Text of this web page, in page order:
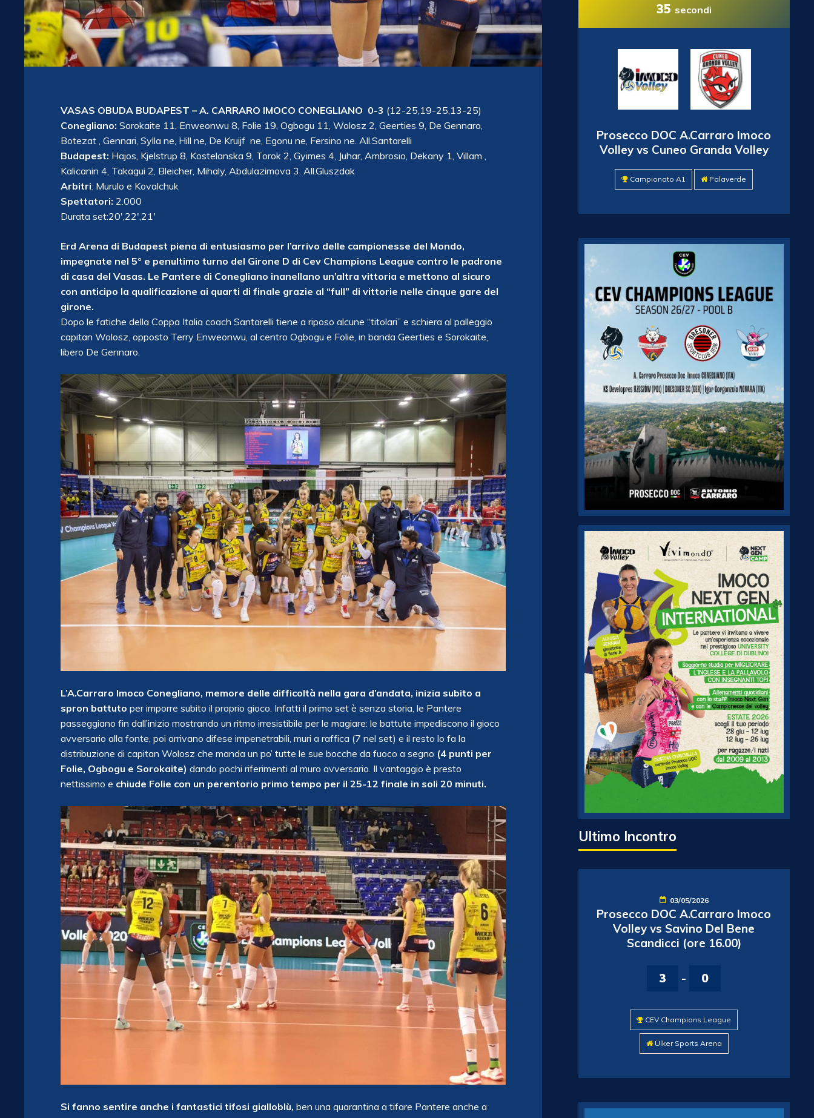
VASAS OBUDA BUDAPEST – A. CARRARO IMOCO CONEGLIANO 0-3 (12-25,19-25,13-25)
Conegliano: Sorokaite 11, Enweonwu 8, Folie 19, Ogbogu 11, Wolosz 2, Geerties 9, De Gennaro,
Botezat , Gennari, Sylla ne, Hill ne, De Kruijf ne, Egonu ne, Fersino ne. All.Santarelli
Budapest: Hajos, Kjelstrup 8, Kostelanska 9, Torok 2, Gyimes 4, Juhar, Ambrosio, Dekany 1, Villam ,
Kalicanin 4, Takagui 2, Bleicher, Mihaly, Abdulazimova 3. All.Gluszdak
Arbitri: Murulo e Kovalchuk
Spettatori: 2.000
Durata set:20′,22′,21′
Erd Arena di Budapest piena di entusiasmo per l’arrivo delle campionesse del Mondo,
impegnate nel 5° e penultimo turno del Girone D di Cev Champions League contro le padrone
di casa del Vasas. Le Pantere di Conegliano inanellano un’altra vittoria e mettono al sicuro
con anticipo la qualificazione ai quarti di finale grazie al “full” di vittorie nelle cinque gare del
girone.
Dopo le fatiche della Coppa Italia coach Santarelli tiene a riposo alcune “titolari” e schiera al palleggio
capitan Wolosz, opposto Terry Enweonwu, al centro Ogbogu e Folie, in banda Geerties e Sorokaite,
libero De Gennaro.
L’A.Carraro Imoco Conegliano, memore delle difficoltà nella gara d’andata, inizia subito a
spron battuto per imporre subito il proprio gioco. Infatti il primo set è senza storia, le Pantere
passeggiano fin dall’inizio mostrando un ritmo irresistibile per le magiare: le battute impediscono il gioco
avversario alla fonte, poi arrivano difese impenetrabili, muri a raffica (7 nel set) e il resto lo fa la
distribuzione di capitan Wolosz che manda un po’ tutte le sue bocche da fuoco a segno (4 punti per
Folie, Ogbogu e Sorokaite) dando pochi riferimenti al muro avversario. Il vantaggio è presto
nettissimo e chiude Folie con un perentorio primo tempo per il 25-12 finale in soli 20 minuti.
Si fanno sentire anche i fantastici tifosi gialloblù, ben una quarantina a tifare Pantere anche a
32 secondi
Prosecco DOC A.Carraro Imoco
Volley vs Cuneo Granda Volley
Campionato A1 Palaverde
Ultimo Incontro
03/05/2026
Prosecco DOC A.Carraro Imoco
Volley vs Savino Del Bene
Scandicci (ore 16.00)
3 - 0
CEV Champions League
Ülker Sports Arena